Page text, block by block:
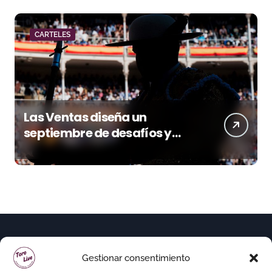
Gestionar consentimiento
de Los Maños
CARTELES
Las Ventas diseña un
septiembre de desafíos y
variedad ganadera